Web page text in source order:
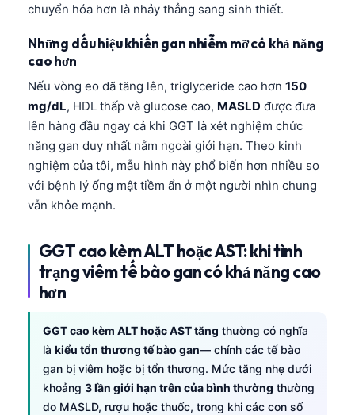
chuyển hóa hơn là nhảy thẳng sang sinh thiết.
Những dấu hiệu khiến gan nhiễm mỡ có khả năng
cao hơn
Nếu vòng eo đã tăng lên, triglyceride cao hơn 150
mg/dL, HDL thấp và glucose cao, MASLD được đưa
lên hàng đầu ngay cả khi GGT là xét nghiệm chức
năng gan duy nhất nằm ngoài giới hạn. Theo kinh
nghiệm của tôi, mẫu hình này phổ biến hơn nhiều so
với bệnh lý ống mật tiềm ẩn ở một người nhìn chung
vẫn khỏe mạnh.
GGT cao kèm ALT hoặc AST: khi tình
trạng viêm tế bào gan có khả năng cao
hơn
GGT cao kèm ALT hoặc AST tăng thường có nghĩa
là kiểu tổn thương tế bào gan— chính các tế bào
gan bị viêm hoặc bị tổn thương. Mức tăng nhẹ dưới
khoảng 3 lần giới hạn trên của bình thường thường
do MASLD, rượu hoặc thuốc, trong khi các con số